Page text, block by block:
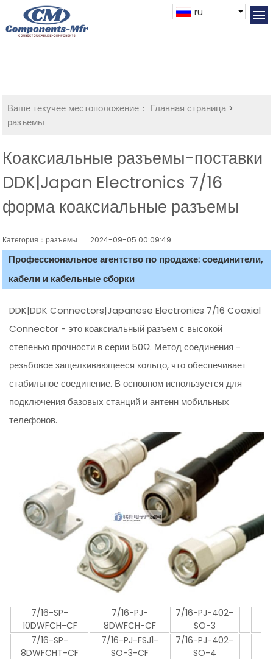
ru
Ваше текучее местоположение： Главная страница>
разъемы
Коаксиальные разъемы-поставки
DDK|Japan Electronics 7/16
форма коаксиальные разъемы
Категория：разъемы 2024-09-05 00:09:49
Профессиональное агентство по продаже: соединители,
кабели и кабельные сборки
DDK|DDK Connectors|Japanese Electronics 7/16 Coaxial
Connector - это коаксиальный разъем с высокой
степенью прочности в серии 50Ω. Метод соединения -
резьбовое защелкивающееся кольцо, что обеспечивает
стабильное соединение. В основном используется для
подключения базовых станций и антенн мобильных
телефонов.
7/16-SP-
10DWFCH-CF
7/16-PJ-
8DWFCH-CF
7/16-PJ-402-
SO-3
7/16-SP-
8DWFCHT-CF
7/16-PJ-FSJ1-
SO-3-CF
7/16-PJ-402-
SO-4